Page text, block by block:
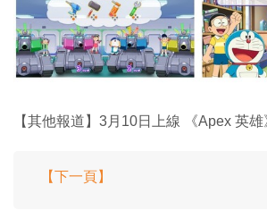
【其他報道】3月10日上線 《Apex 英
【下一頁】